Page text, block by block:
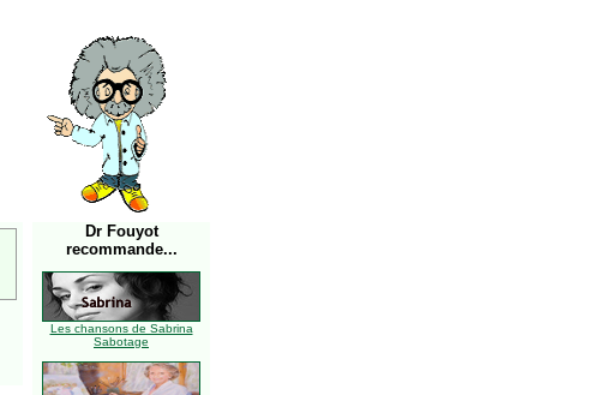
Dr Fouyot
recommande...
Les chansons de Sabrina
Sabotage